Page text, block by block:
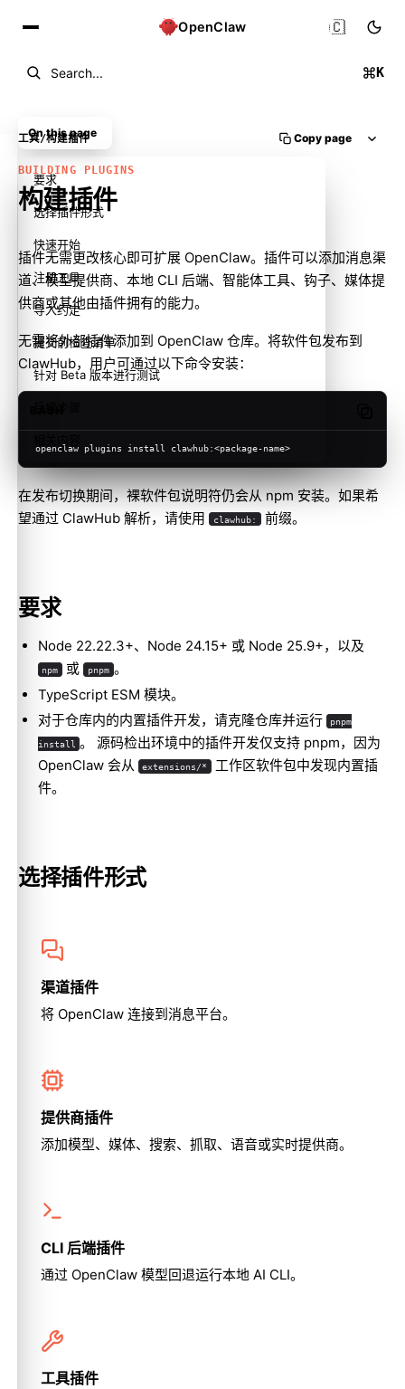
OpenClaw
Search... K
🇨🇳
工具/构建插件 Copy page
BUILDING PLUGINS
构建插件
插件无需更改核心即可扩展 OpenClaw。插件可以添加消息渠
道、模型提供商、本地 CLI 后端、智能体工具、钩子、媒体提
供商或其他由插件拥有的能力。
无需将外部插件添加到 OpenClaw 仓库。将软件包发布到
ClawHub，用户可通过以下命令安装：
openclaw plugins install clawhub:<package-name>
在发布切换期间，裸软件包说明符仍会从 npm 安装。如果希
望通过 ClawHub 解析，请使用
clawhub: 前缀。
要求
Node 22.22.3+、Node 24.15+ 或 Node 25.9+，以及
npm 或 pnpm 。
TypeScript ESM 模块。
对于仓库内的内置插件开发，请克隆仓库并运行
pnpm
install 。 源码检出环境中的插件开发仅支持 pnpm，因为
OpenClaw 会从
extensions/*
工作区软件包中发现内置插
件。
选择插件形式
渠道插件
将 OpenClaw 连接到消息平台。
提供商插件
添加模型、媒体、搜索、抓取、语音或实时提供商。
CLI 后端插件
通过 OpenClaw 模型回退运行本地 AI CLI。
工具插件
On this page
要求
选择插件形式
快速开始
注册工具
导入约定
提交前检查清单
针对 Beta 版本进行测试